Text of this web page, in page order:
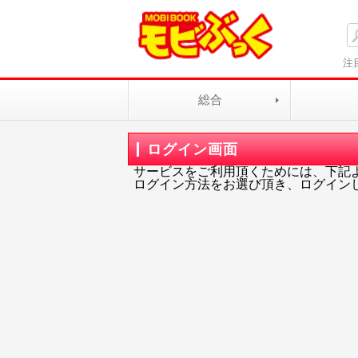
注
総合
ログイン画面
サービスをご利用頂くためには、下記
ログイン方法をお選び頂き、ログイン